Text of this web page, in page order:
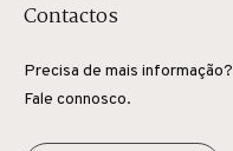
Contactos
Precisa de mais informação?
Fale connosco.